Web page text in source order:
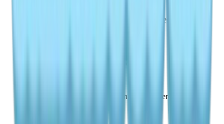
Abre Heartopia y entra en el menú Watch o en el menú
Pulsa Redeem Code en la esquina inferior derecha.